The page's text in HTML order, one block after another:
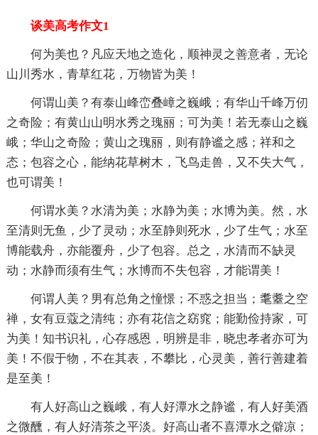
谈美高考作文1
何为美也？凡应天地之造化，顺神灵之善意者，无论
山川秀水，青草红花，万物皆为美！
何谓山美？有泰山峰峦叠嶂之巍峨；有华山千峰万仞
之奇险；有黄山山明水秀之瑰丽；可为美！若无泰山之巍
峨；华山之奇险；黄山之瑰丽，则有静谧之感；祥和之
态；包容之心，能纳花草树木，飞鸟走兽，又不失大气，
也可谓美！
何谓水美？水清为美；水静为美；水博为美。然，水
至清则无鱼，少了灵动；水至静则死水，少了生气；水至
博能载舟，亦能覆舟，少了包容。总之，水清而不缺灵
动；水静而须有生气；水博而不失包容，才能谓美！
何谓人美？男有总角之憧憬；不惑之担当；耄耋之空
禅，女有豆蔻之清纯；亦有花信之窈窕；能勤俭持家，可
为美！知书识礼，心存感恩，明辨是非，晓忠孝者亦可为
美！不假于物，不在其表，不攀比，心灵美，善行善建着
是至美！
有人好高山之巍峨，有人好潭水之静谧，有人好美酒
之微醺，有人好清茶之平淡。好高山者不喜潭水之僻凉；